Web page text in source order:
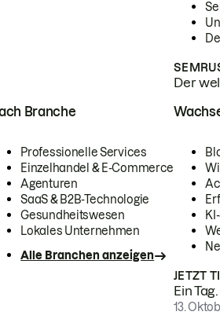
Der
Branche
Professionelle Services
Einzelhandel & E-Commerce
Agenturen
SaaS & B2B-Technologie
Gesundheitswesen
Lokales Unternehmen
Alle Branchen anzeigen
JETZT
Ein
13.